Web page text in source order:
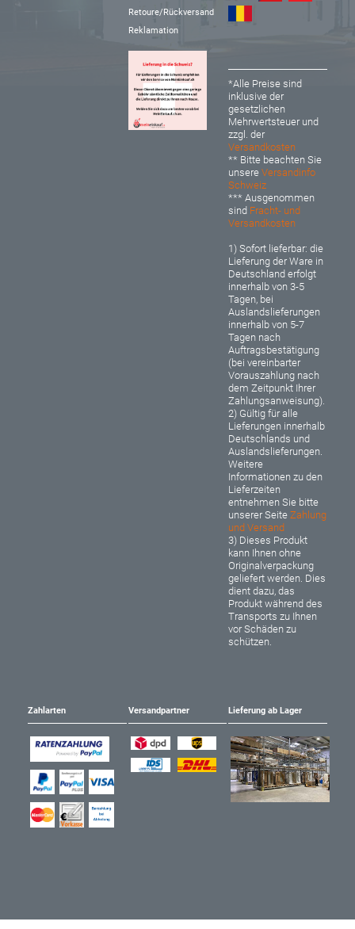
Retoure/Rückversand
Reklamation
*Alle Preise sind
inklusive der
gesetzlichen
Mehrwertsteuer und
zzgl. der
Versandkosten
** Bitte beachten Sie
unsereVersandinfo
Schweiz
*** Ausgenommen
sind Fracht- und
Versandkosten
1) Sofort lieferbar: die
Lieferung der Ware in
Deutschland erfolgt
innerhalb von 3-5
Tagen, bei
Auslandslieferungen
innerhalb von 5-7
Tagen nach
Auftragsbestätigung
(bei vereinbarter
Vorauszahlung nach
dem Zeitpunkt Ihrer
Zahlungsanweisung).
2) Gültig für alle
Lieferungen innerhalb
Deutschlands und
Auslandslieferungen.
Weitere
Informationen zu den
Lieferzeiten
entnehmen Sie bitte
unserer SeiteZahlung
und Versand
3) Dieses Produkt
kann Ihnen ohne
Originalverpackung
geliefert werden. Dies
dient dazu, das
Produkt während des
Transports zu Ihnen
vor Schäden zu
schützen.
Zahlarten Versandpartner Lieferung ab Lager